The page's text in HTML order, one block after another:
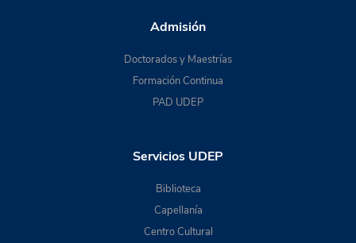
Admisión
Doctorados y Maestrías
Formación Continua
PAD UDEP
Servicios UDEP
Biblioteca
Capellanía
Centro Cultural